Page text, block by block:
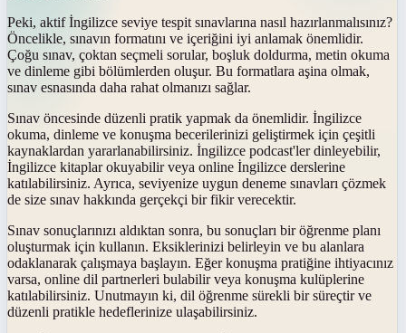
Peki, aktif İngilizce seviye tespit sınavlarına nasıl hazırlanmalısınız?
Öncelikle, sınavın formatını ve içeriğini iyi anlamak önemlidir.
Çoğu sınav, çoktan seçmeli sorular, boşluk doldurma, metin okuma
ve dinleme gibi bölümlerden oluşur. Bu formatlara aşina olmak,
sınav esnasında daha rahat olmanızı sağlar.
Sınav öncesinde düzenli pratik yapmak da önemlidir. İngilizce
okuma, dinleme ve konuşma becerilerinizi geliştirmek için çeşitli
kaynaklardan yararlanabilirsiniz. İngilizce podcast'ler dinleyebilir,
İngilizce kitaplar okuyabilir veya online İngilizce derslerine
katılabilirsiniz. Ayrıca, seviyenize uygun deneme sınavları çözmek
de size sınav hakkında gerçekçi bir fikir verecektir.
Sınav sonuçlarınızı aldıktan sonra, bu sonuçları bir öğrenme planı
oluşturmak için kullanın. Eksiklerinizi belirleyin ve bu alanlara
odaklanarak çalışmaya başlayın. Eğer konuşma pratiğine ihtiyacınız
varsa, online dil partnerleri bulabilir veya konuşma kulüplerine
katılabilirsiniz. Unutmayın ki, dil öğrenme sürekli bir süreçtir ve
düzenli pratikle hedeflerinize ulaşabilirsiniz.